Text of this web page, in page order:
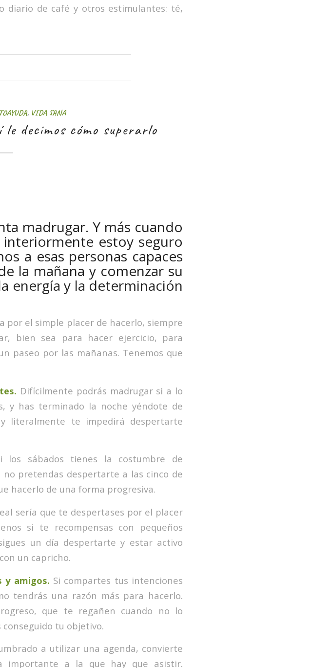
diario de café y otros estimulantes: té,
, VIDA SANA
decimos cómo superarlo
madrugar. Y más cuando
interiormente estoy seguro
a esas personas capaces
la mañana y comenzar su
energía y la determinación
por el simple placer de hacerlo, siempre
bien sea para hacer ejercicio, para
paseo por las mañanas. Tenemos que
Difícilmente podrás madrugar si a lo
y has terminado la noche yéndote de
literalmente te impedirá despertarte
los sábados tienes la costumbre de
pretendas despertarte a las cinco de
hacerlo de una forma progresiva.
sería que te despertases por el placer
si te recompensas con pequeños
un día despertarte y estar activo
un capricho.
y amigos. Si compartes tus intenciones
tendrás una razón más para hacerlo.
que te regañen cuando no lo
tu objetivo.
a utilizar una agenda, convierte
importante a la que hay que asistir.